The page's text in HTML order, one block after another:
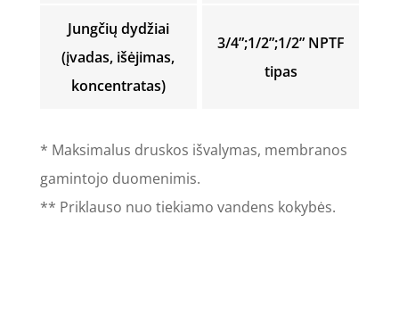
Jungčių dydžiai
(įvadas, išėjimas,
koncentratas)
3/4”;1/2”;1/2” NPTF
tipas
* Maksimalus druskos išvalymas, membranos
gamintojo duomenimis.
** Priklauso nuo tiekiamo vandens kokybės.